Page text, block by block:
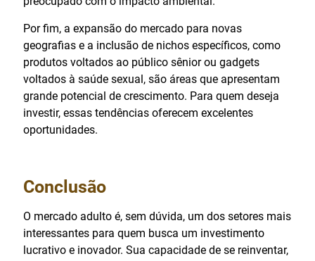
Por fim, a expansão do mercado para novas
geografias e a inclusão de nichos específicos, como
produtos voltados ao público sênior ou gadgets
voltados à saúde sexual, são áreas que apresentam
grande potencial de crescimento. Para quem deseja
investir, essas tendências oferecem excelentes
oportunidades.
Conclusão
O mercado adulto é, sem dúvida, um dos setores mais
interessantes para quem busca um investimento
lucrativo e inovador. Sua capacidade de se reinventar,